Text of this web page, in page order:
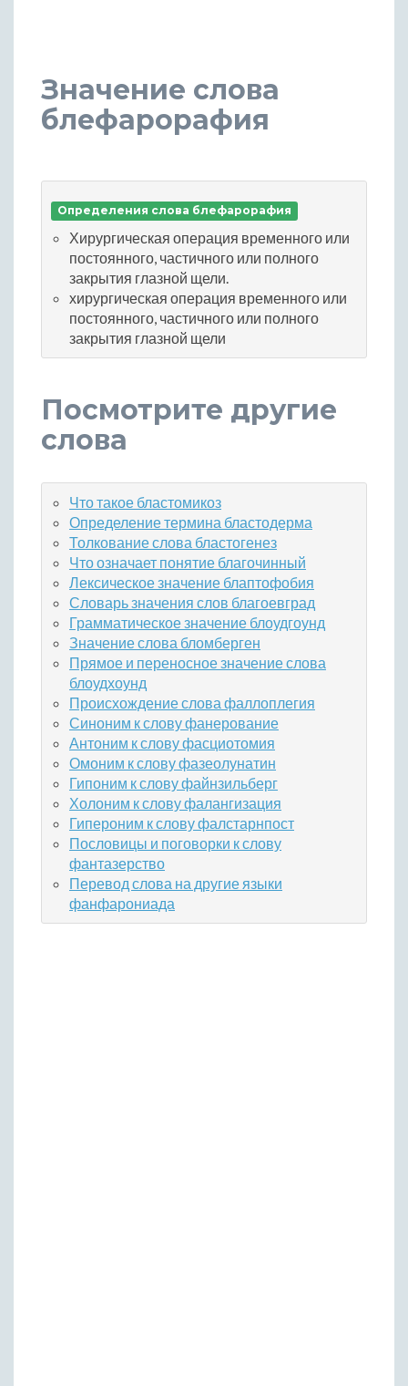
Значение слова
блефарорафия
Определения слова блефарорафия
Хирургическая операция временного или
постоянного, частичного или полного
закрытия глазной щели.
хирургическая операция временного или
постоянного, частичного или полного
закрытия глазной щели
Посмотрите другие
слова
Что такое бластомикоз
Определение термина бластодерма
Толкование слова бластогенез
Что означает понятие благочинный
Лексическое значение блаптофобия
Словарь значения слов благоевград
Грамматическое значение блоудгоунд
Значение слова бломберген
Прямое и переносное значение слова
блоудхоунд
Происхождение слова фаллоплегия
Синоним к слову фанерование
Антоним к слову фасциотомия
Омоним к слову фазеолунатин
Гипоним к слову файнзильберг
Холоним к слову фалангизация
Гипероним к слову фалстарнпост
Пословицы и поговорки к слову
фантазерство
Перевод слова на другие языки
фанфарониада